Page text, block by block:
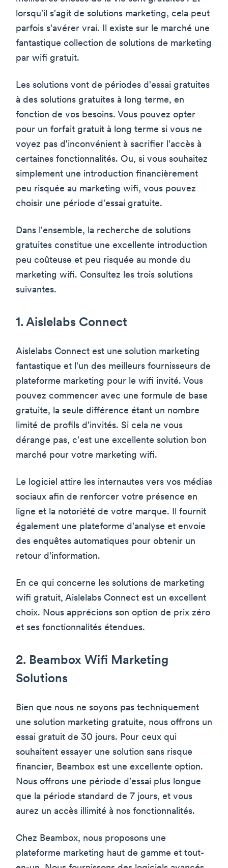
lorsqu'il s'agit de solutions marketing, cela peut
parfois s'avérer vrai. Il existe sur le marché une
fantastique collection de solutions de marketing
par wifi gratuit.
Les solutions vont de périodes d'essai gratuites
à des solutions gratuites à long terme, en
fonction de vos besoins. Vous pouvez opter
pour un forfait gratuit à long terme si vous ne
voyez pas d'inconvénient à sacrifier l'accès à
certaines fonctionnalités. Ou, si vous souhaitez
simplement une introduction financièrement
peu risquée au marketing wifi, vous pouvez
choisir une période d'essai gratuite.
Dans l'ensemble, la recherche de solutions
gratuites constitue une excellente introduction
peu coûteuse et peu risquée au monde du
marketing wifi. Consultez les trois solutions
suivantes.
1. Aislelabs Connect
Aislelabs Connect est une solution marketing
fantastique et l'un des meilleurs fournisseurs de
plateforme marketing pour le wifi invité. Vous
pouvez commencer avec une formule de base
gratuite, la seule différence étant un nombre
limité de profils d'invités. Si cela ne vous
dérange pas, c'est une excellente solution bon
marché pour votre marketing wifi.
Le logiciel attire les internautes vers vos médias
sociaux afin de renforcer votre présence en
ligne et la notoriété de votre marque. Il fournit
également une plateforme d'analyse et envoie
des enquêtes automatiques pour obtenir un
retour d'information.
En ce qui concerne les solutions de marketing
wifi gratuit, Aislelabs Connect est un excellent
choix. Nous apprécions son option de prix zéro
et ses fonctionnalités étendues.
2. Beambox Wifi Marketing
Solutions
Bien que nous ne soyons pas techniquement
une solution marketing gratuite, nous offrons un
essai gratuit de 30 jours. Pour ceux qui
souhaitent essayer une solution sans risque
financier, Beambox est une excellente option.
Nous offrons une période d'essai plus longue
que la période standard de 7 jours, et vous
aurez un accès illimité à nos fonctionnalités.
Chez Beambox, nous proposons une
plateforme marketing haut de gamme et tout-